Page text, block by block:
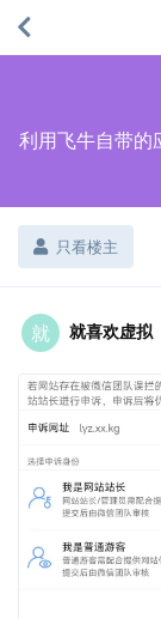
利用飞牛自带的
只看楼主
就 就喜欢虚拟